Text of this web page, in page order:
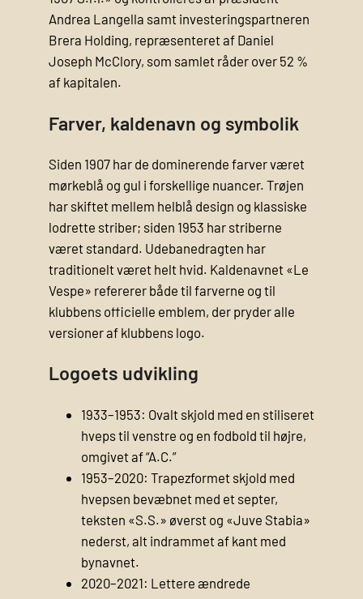
Andrea Langella samt investerings­partneren
Brera Holding, repræsenteret af Daniel
Joseph McClory, som samlet råder over 52 %
af kapitalen.
Farver, kaldenavn og symbolik
Siden 1907 har de dominerende farver været
mørkeblå og gul i forskellige nuancer. Trøjen
har skiftet mellem helblå design og klassiske
lodrette striber; siden 1953 har striberne
været standard. Udebane­dragten har
traditionelt været helt hvid. Kaldenavnet «Le
Vespe» refererer både til farverne og til
klubbens officielle emblem, der pryder alle
versioner af klubbens logo.
Logoets udvikling
1933–1953: Ovalt skjold med en stiliseret
hveps til venstre og en fodbold til højre,
omgivet af “A.C.”
1953–2020: Trapezformet skjold med
hvepsen bevæbnet med et septer,
teksten «S.S.» øverst og «Juve Stabia»
nederst, alt indrammet af kant med
bynavnet.
2020–2021: Lettere ændrede